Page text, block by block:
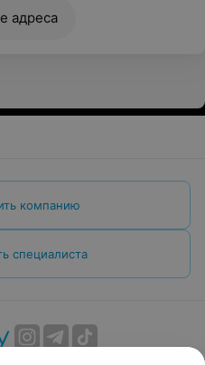
адреса
компанию
специалиста